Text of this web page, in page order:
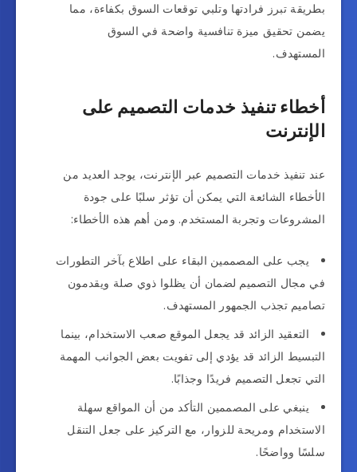
بطريقة تبرز فرادتها وتلبي توقعات السوق بكفاءة، مما
يضمن تحقيق ميزة تنافسية واضحة في السوق
المستهدف.
أخطاء تنفيذ خدمات التصميم على
الإنترنت
عند تنفيذ خدمات التصميم عبر الإنترنت، يوجد العديد من
الأخطاء الشائعة التي يمكن أن تؤثر سلبًا على جودة
المشروعات وتجربة المستخدم. ومن أهم هذه الأخطاء:
يجب على المصممين البقاء على اطلاع بآخر التطورات
في مجال التصميم لضمان أن يظلوا ذوي صلة ويقدمون
تصاميم تجذب الجمهور المستهدف.
التعقيد الزائد قد يجعل الموقع صعب الاستخدام، بينما
التبسيط الزائد قد يؤدي إلى تفويت بعض الجوانب المهمة
التي تجعل التصميم فريدًا وجذابًا.
ينبغي على المصممين التأكد من أن المواقع سهلة
الاستخدام ومريحة للزوار، مع التركيز على جعل التنقل
سلسًا وواضحًا.